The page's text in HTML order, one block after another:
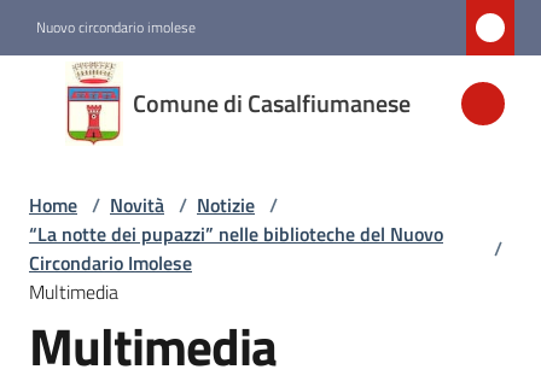
Nuovo circondario imolese
Comune di Casalfiumanese
Comune di
Casalfiumanese
Amministrazione
Novità
Home / Novità / Notizie /
“La notte dei pupazzi” nelle biblioteche del Nuovo
Circondario Imolese
/
Multimedia
Multimedia